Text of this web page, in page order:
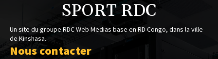
SPORT RDC
Un site du groupe RDC Web Medias base en RD Congo, dans la ville
de Kinshasa.
Nous contacter